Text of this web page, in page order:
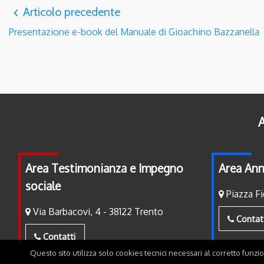
navigate_before Articolo precedente
Presentazione e-book del Manuale di Gioachino Bazzanella
Area Testimonianza e Impegno
sociale
Via Barbacovi, 4 - 38122 Trento
Contatti
Area
Piazza
Questo sito utilizza solo cookies tecnici necessari al corretto